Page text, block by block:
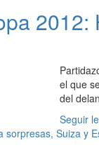
el que
del
Seguir